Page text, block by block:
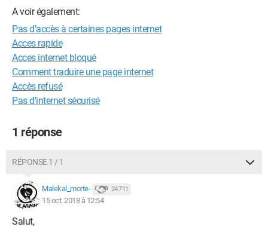
Est ce que quelqu’un aurait une solution à me proposer?
Merci d’avance
Claire
A voir également:
Pas d’accès à certaines pages internet
Acces rapide
Acces internet bloqué
Comment traduire une page internet
Accès refusé
Pas d'internet sécurisé
1 réponse
RÉPONSE 1 / 1
Malekal_morte- 24 711
15 oct. 2018 à 12:54
Salut,